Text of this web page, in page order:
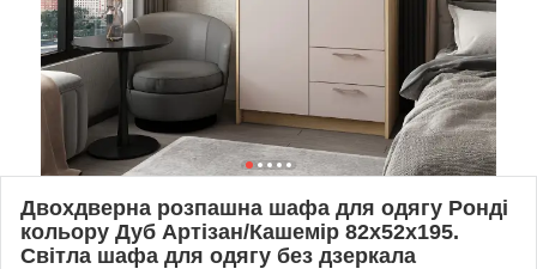
Двохдверна розпашна шафа для одягу Ронді
кольору Дуб Артізан/Кашемір 82х52х195.
Світла шафа для одягу без дзеркала